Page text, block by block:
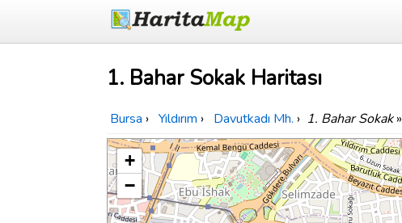
1. Bahar Sokak Haritası
Bursa › Yıldırım › Davutkadı Mh. › 1. Bahar Sokak»
+
−